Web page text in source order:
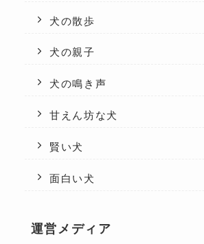
犬の散歩
犬の親子
犬の鳴き声
甘えん坊な犬
賢い犬
面白い犬
運営メディア